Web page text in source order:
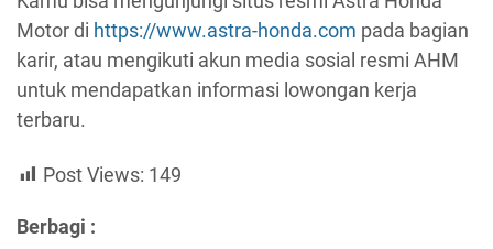
Motor di https://www.astra-honda.com pada bagian
karir, atau mengikuti akun media sosial resmi AHM
untuk mendapatkan informasi lowongan kerja
terbaru.
Post Views: 149
Berbagi :